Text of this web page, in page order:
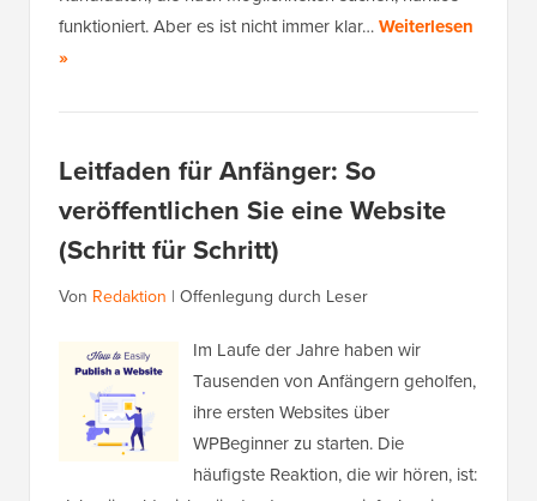
funktioniert. Aber es ist nicht immer klar…Weiterlesen
»
Leitfaden für Anfänger: So
veröffentlichen Sie eine Website
(Schritt für Schritt)
Von Redaktion | Offenlegung durch Leser
Im Laufe der Jahre haben wir
Tausenden von Anfängern geholfen,
ihre ersten Websites über
WPBeginner zu starten. Die
häufigste Reaktion, die wir hören, ist: